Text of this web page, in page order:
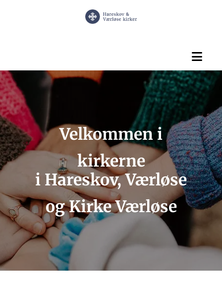
Velkommen i
kirkerne
i Hareskov, Værløse
og Kirke Værløse